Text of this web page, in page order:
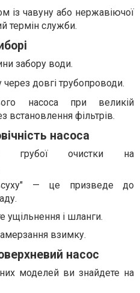
із чавуну або нержавіючої
термін служби.
забору води.
довгі трубопроводи.
насоса при великій
встановлення фільтрів.
насоса
грубої очистки на
— це призведе до
ущільнення і шланги.
взимку.
насос
моделей ви знайдете на